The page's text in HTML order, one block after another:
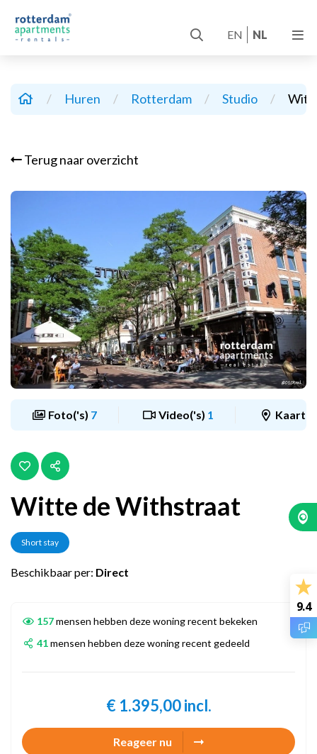
9.4
EN NL
/ Huren / Rotterdam / Studio /
Terug naar overzicht
Foto('s) 7 Video('s) 1 Kaart
Witte de Withstraat
Short stay
Beschikbaar per: Direct
157mensen hebben deze woning recent bekeken
41mensen hebben deze woning recent gedeeld
€ 1.395,00 incl.
Reageer nu